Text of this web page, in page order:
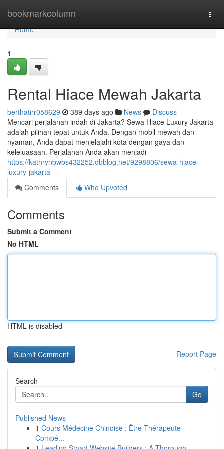
bookmarkcolumn
Home
Home
1
Rental Hiace Mewah Jakarta
berthatirr058629 389 days ago News
Discuss
Mencari perjalanan indah di Jakarta? Sewa Hiace Luxury Jakarta
adalah pilihan tepat untuk Anda. Dengan mobil mewah dan
nyaman, Anda dapat menjelajahi kota dengan gaya dan
keleluasaan. Perjalanan Anda akan menjadi
https://kathrynbwbs432252.dbblog.net/9298806/sewa-hiace-
luxury-jakarta
Comments
Who Upvoted
Comments
Submit a Comment
No HTML
HTML is disabled
Report Page
Search
Go
Published News
1 Cours Médecine Chinoise : Être Thérapeute
Compé...